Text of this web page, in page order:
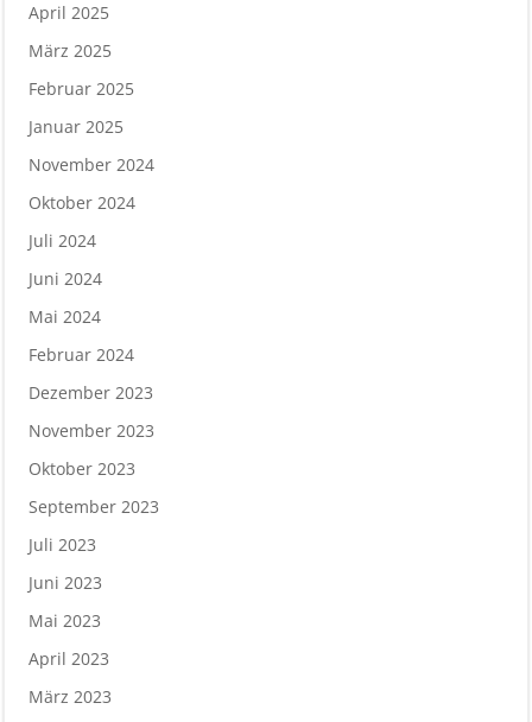
April 2025
März 2025
Februar 2025
Januar 2025
November 2024
Oktober 2024
Juli 2024
Juni 2024
Mai 2024
Februar 2024
Dezember 2023
November 2023
Oktober 2023
September 2023
Juli 2023
Juni 2023
Mai 2023
April 2023
März 2023